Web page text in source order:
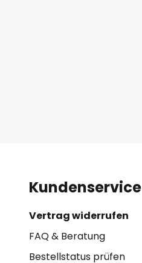
Kundenservice
Vertrag widerrufen
FAQ & Beratung
Bestellstatus prüfen